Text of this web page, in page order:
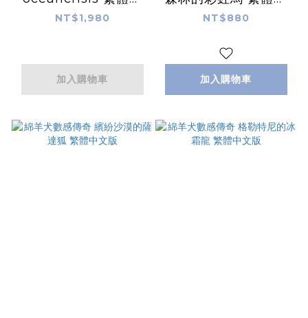
文版
NT$1,980
加入購物車
文版
NT$880
加入購物車